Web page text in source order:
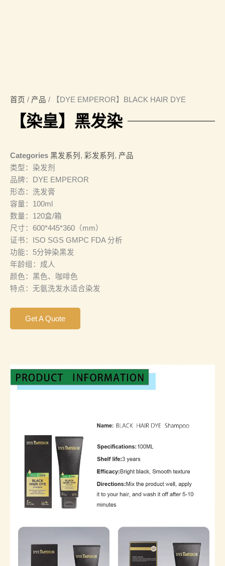
首页 / 产品 / 【DYE EMPEROR】BLACK HAIR DYE
【染皇】黑发染
Categories 黑发系列 , 彩发系列 , 产品
类型：染发剂
品牌：DYE EMPEROR
形态：洗发膏
容量：100ml
数量：120盒/箱
尺寸：600*445*360（mm）
证书：ISO SGS GMPC FDA 分析
功能：5分钟染黑发
年龄组：成人
颜色：黑色、咖啡色
特点：无氨洗发水适合染发
Get A Quote